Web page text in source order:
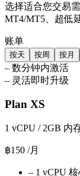
选择适合您交易
MT4/MT5、超低
账单
按天 按周 按月
– 数分钟内激活
– 灵活即时升级
Plan XS
1 vCPU / 2GB 内
฿150 /月
– 1 vCPU